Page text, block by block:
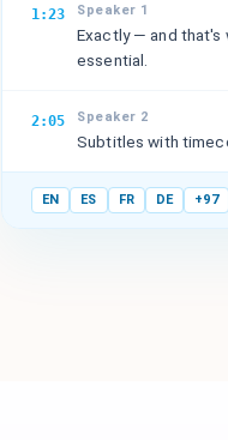
1:23 Speaker 1
Exactly — and
essential.
2:05 Speaker 2
Subtitles with
EN ES FR DE +97